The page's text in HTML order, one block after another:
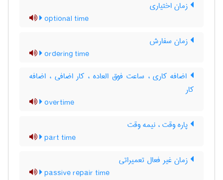
زمان اختیاری
optional time
زمان سفارش
ordering time
اضافه کاری ، ساعت فوق العاده ، کار اضافی ، اضافه
کار
overtime
پاره وقت ، نیمه وقت
part time
زمان غیر فعال تعمیراتی
passive repair time